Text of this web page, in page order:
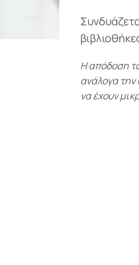
Η απόδοση
ανάλογα την
να έχουν